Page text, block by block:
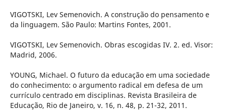
VIGOTSKI, Lev Semenovich. A construção do pensamento e
da linguagem. São Paulo: Martins Fontes, 2001.
VIGOTSKI, Lev Semenovich. Obras escogidas IV. 2. ed. Visor:
Madrid, 2006.
YOUNG, Michael. O futuro da educação em uma sociedade
do conhecimento: o argumento radical em defesa de um
currículo centrado em disciplinas. Revista Brasileira de
Educação, Rio de Janeiro, v. 16, n. 48, p. 21-32, 2011.